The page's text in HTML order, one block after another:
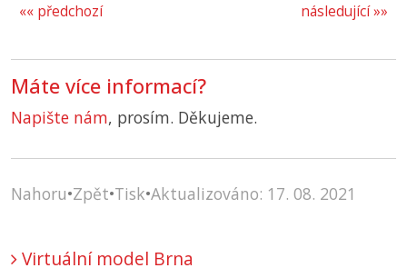
následující »»
«« předchozí
Máte více informací?
Napište nám, prosím. Děkujeme.
Nahoru•Zpět•Tisk•Aktualizováno: 17. 08. 2021
Virtuální model Brna